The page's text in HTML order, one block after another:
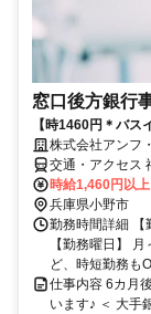
窓口後方銀行
【時1460円＊バス
株式会社アンフ
舗内)
交通・アクセス
時給1,460円以上
兵庫県小野市
勤務時間詳細 【
【勤務曜日】
ど、時短勤務も
仕事内容 6カ月
います♪ ＜ 大手